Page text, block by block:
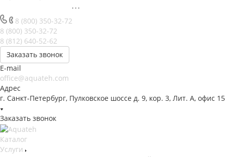
...
8 (800) 350-32-72
8 (800) 350-32-72
8 (812) 640-52-62
Заказать звонок
E-mail
office@aquateh.com
Адрес
г. Санкт-Петербург, Пулковское шоссе д. 9, кор. 3, Лит. А, офис
Заказать звонок
Каталог
Услуги